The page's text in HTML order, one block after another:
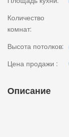
Количество
комнат:
Высота потолков:
Цена продажи :
Описание